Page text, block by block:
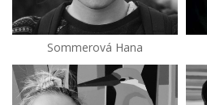
Sommerová Hana